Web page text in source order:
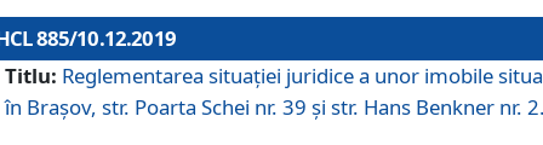
885/10.12.2019
Titlu: Reglementarea situației juridice a unor imobile
în Brașov, str. Poarta Schei nr. 39 și str. Hans Benkner nr.